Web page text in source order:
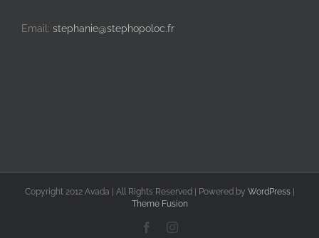
Email: stephanie@stephopoloc.fr
Copyright 2012 Avada | All Rights Reserved | Powered by WordPress|
Theme Fusion
FacebookInstagram